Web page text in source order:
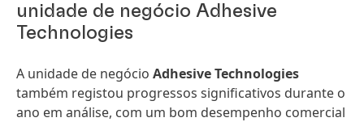
unidade de negócio Adhesive
Technologies
A unidade de negócio Adhesive Technologies
também registou progressos significativos durante o
ano em análise, com um bom desempenho comercial